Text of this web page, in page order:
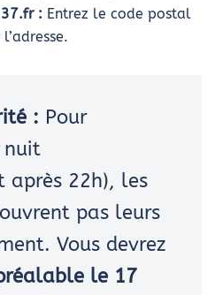
: Entrez le code postal
: Pour
nuit
après 22h), les
pas leurs
Vous devrez
le 17